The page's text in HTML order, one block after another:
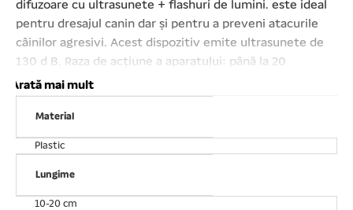
difuzoare cu ultrasunete + flashuri de lumini. este ideal
pentru dresajul canin dar și pentru a preveni atacurile
câinilor agresivi. Acest dispozitiv emite ultrasunete de
130 d B. Raza de acțiune a aparatului: până la 20
m;Frecvența: 20. 000 – 25. 000 Hz. Durata lungă de
viață a LED- urilor;Dotat cu buton pentru selectarea
modului de utilizare;Prezintă 2 difuzoare. Alimentare cu
o baterie de 9V, inclusă în pachet. Aparatul împotritva
câinilor Dog Chaser are 3 funcții:Lanterna + laser Dresaj
pentru dresarea câinilor;Alungare pentru a alunga câinii.
Arată mai mult
Material
Plastic
Lungime
10-20 cm